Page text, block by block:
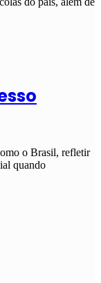
o Brasil, refletir
quando